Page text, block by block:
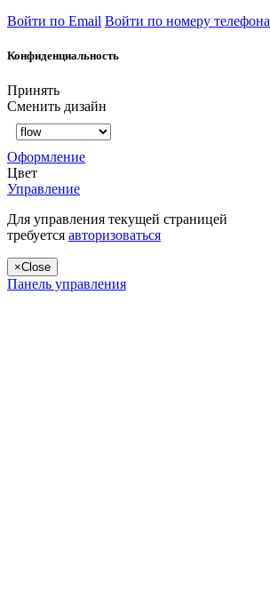
Войти по Email Войти по номеру телефона
Конфиденциальность
Принять
Сменить дизайн
Оформление
Цвет
Управление
Для управления текущей страницей
требуется авторизоваться
×Close
Панель управления